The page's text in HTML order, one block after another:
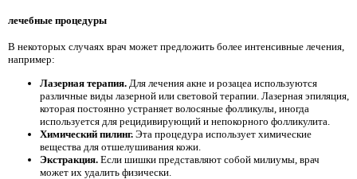
лечебные процедуры
В некоторых случаях врач может предложить более интенсивные лечения,
например:
Лазерная терапия. Для лечения акне и розацеа используются
различные виды лазерной или световой терапии. Лазерная эпиляция,
которая постоянно устраняет волосяные фолликулы, иногда
используется для рецидивирующий и непокорного фолликулита.
Химический пилинг. Эта процедура использует химические
вещества для отшелушивания кожи.
Экстракция. Если шишки представляют собой милиумы, врач
может их удалить физически.